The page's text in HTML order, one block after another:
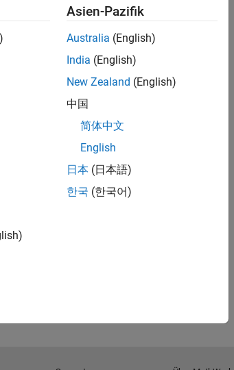
Asien-Pazifik
Australia (English)
India (English)
New Zealand (English)
中国
简体中文
English
日本 (日本語)
한국 (한국어)